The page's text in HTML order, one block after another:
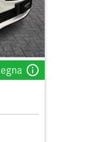
info_outline